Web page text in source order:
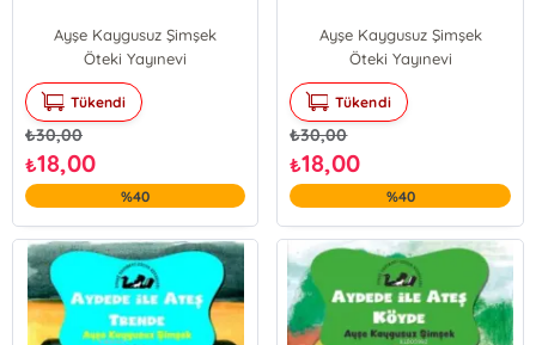
Ayşe Kaygusuz Şimşek
Öteki Yayınevi
Tükendi
₺30,00
₺18,00
%40
Ayşe Kaygusuz Şimşek
Öteki Yayınevi
Tükendi
₺30,00
₺18,00
%40